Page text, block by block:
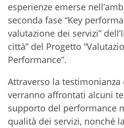
esperienze emerse
seconda fase “Key
valutazione dei servizi”
città” del Progetto
Performance”.
Attraverso la
verranno affrontati alcuni
supporto del performance
qualità dei servizi, nonché